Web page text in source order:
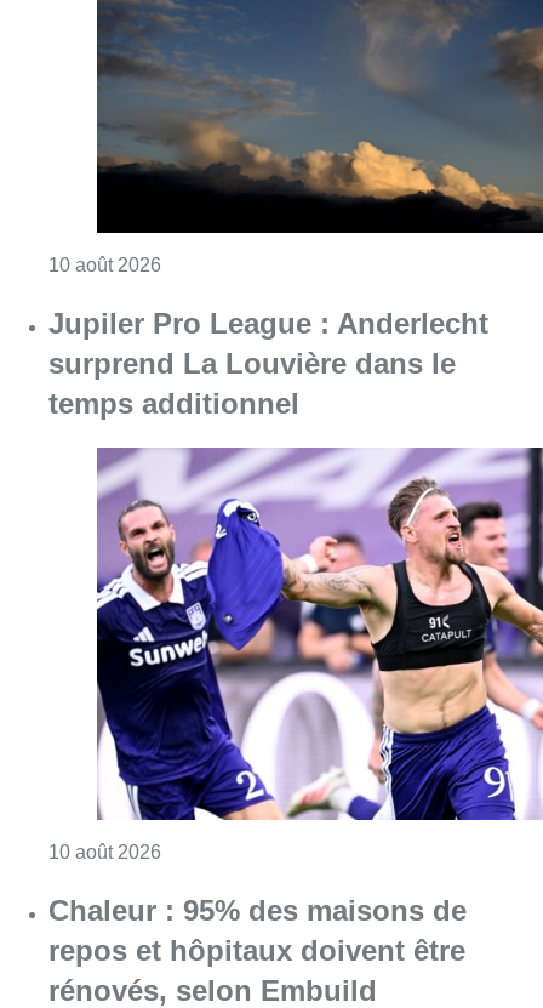
10 août 2026
Jupiler Pro League : Anderlecht
surprend La Louvière dans le
temps additionnel
10 août 2026
Chaleur : 95% des maisons de
repos et hôpitaux doivent être
rénovés, selon Embuild